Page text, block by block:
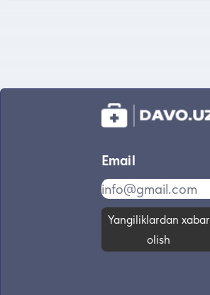
Email
Yangiliklardan xabar
olish